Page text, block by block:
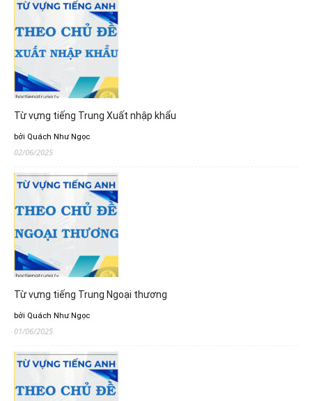
Từ vựng tiếng Trung Xuất nhập khẩu
bởi Quách Như Ngọc
02/06/2025
Từ vựng tiếng Trung Ngoại thương
bởi Quách Như Ngọc
01/06/2025